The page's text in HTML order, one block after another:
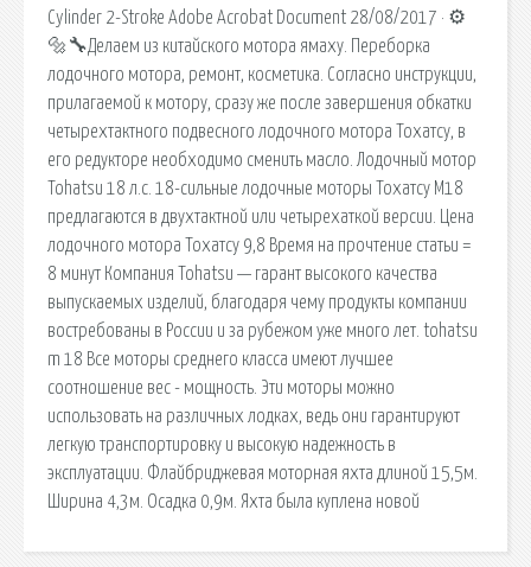
Cylinder 2-Stroke Adobe Acrobat Document 28/08/2017 · ⚙️
🔩🔧Делаем из китайского мотора ямаху. Переборка
лодочного мотора, ремонт, косметика. Согласно инструкции,
прилагаемой к мотору, сразу же после завершения обкатки
четырехтактного подвесного лодочного мотора Тохатсу, в
его редукторе необходимо сменить масло. Лодочный мотор
Tohatsu 18 л.с. 18-сильные лодочные моторы Тохатсу M18
предлагаются в двухтактной или четырехаткой версии. Цена
лодочного мотора Тохатсу 9,8 Время на прочтение статьи =
8 минут Компания Tohatsu — гарант высокого качества
выпускаемых изделий, благодаря чему продукты компании
востребованы в России и за рубежом уже много лет. tohatsu
m 18 Все моторы среднего класса имеют лучшее
соотношение вес - мощность. Эти моторы можно
использовать на различных лодках, ведь они гарантируют
легкую транспортировку и высокую надежность в
эксплуатации. Флайбриджевая моторная яхта длиной 15,5м.
Ширина 4,3м. Осадка 0,9м. Яхта была куплена новой